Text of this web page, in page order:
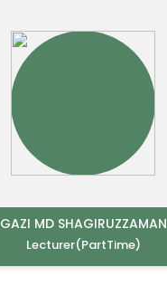
GAZI MD SHAGIRUZZAMAN
Lecturer(PartTime)